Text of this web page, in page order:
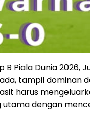
Piala Dunia 2026,
tampil dominan
harus
utama dengan